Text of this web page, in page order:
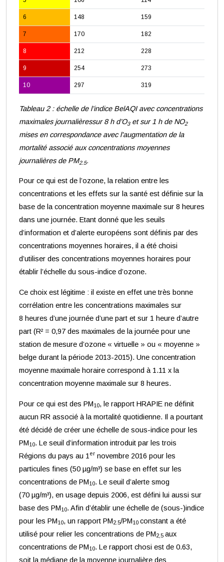
6 148 159
7 170 182
8 212 228
9 254 273
10 297 319
Tableau 2 : échelle de l’indice BelAQI avec concentrations
maximales journalièressur 8 h d’O3et sur 1 h de NO2
mises en correspondance avec l'augmentation de la
mortalité associé aux concentrations moyennes
journalières de PM2.5.
Pour ce qui est de l’ozone, la relation entre les
concentrations et les effets sur la santé est définie sur la
base de la concentration moyenne maximale sur 8 heures
dans une journée. Etant donné que les seuils
d’information et d’alerte européens sont définis par des
concentrations moyennes horaires, il a été choisi
d’utiliser des concentrations moyennes horaires pour
établir l’échelle du sous-indice d’ozone.
Ce choix est légitime : il existe en effet une très bonne
corrélation entre les concentrations maximales sur
8 heures d’une journée d’une part et sur 1 heure d’autre
part (R² = 0,97 des maximales de la journée pour une
station de mesure d’ozone « virtuelle » ou « moyenne »
belge durant la période 2013-2015). Une concentration
moyenne maximale horaire correspond à 1.11 x la
concentration moyenne maximale sur 8 heures.
Pour ce qui est des PM10, le rapport HRAPIE ne définit
aucun RR associé à la mortalité quotidienne. Il a pourtant
été décidé de créer une échelle de sous-indice pour les
PM10. Le seuil d’information introduit par les trois
Régions du pays au 1 er novembre 2016 pour les
particules fines (50 µg/m³) se base en effet sur les
concentrations de PM10. Le seuil d’alerte smog
(70 µg/m³), en usage depuis 2006, est défini lui aussi sur
base des PM10. Afin d’établir une échelle de (sous-)indice
pour les PM10, un rapport PM2.5/PM10constant a été
utilisé pour relier les concentrations de PM2,5aux
concentrations de PM10. Le rapport chosi est de 0.63,
soit la médiane de la moyenne journalière des